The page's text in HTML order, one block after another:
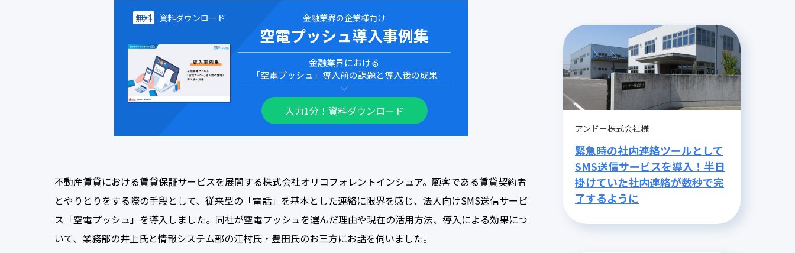
無料 資料ダウンロード 金融業界の企業様向け
空電プッシュ導入事例集
金融業界における
「空電プッシュ」導入前の課題と導入後の成果
入力1分！資料ダウンロード
不動産賃貸における賃貸保証サービスを展開する株式会社オリコフォレントインシュア。顧客である賃貸契約者
とやりとりをする際の手段として、従来型の「電話」を基本とした連絡に限界を感じ、法人向けSMS送信サービ
ス「空電プッシュ」を導入しました。同社が空電プッシュを選んだ理由や現在の活用方法、導入による効果につ
いて、業務部の井上氏と情報システム部の江村氏・豊田氏のお三方にお話を伺いました。
アンドー株式会社様
緊急時の社内連絡ツールとして
SMS送信サービスを導入！半日
掛けていた社内連絡が数秒で完
了するように